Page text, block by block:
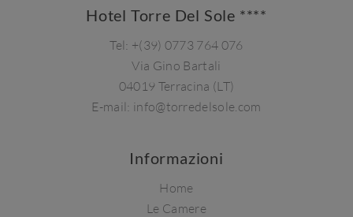
Hotel Torre Del Sole ****
Tel: +(39) 0773 764 076
Via Gino Bartali
04019 Terracina (LT)
E-mail: info@torredelsole.com
Informazioni
Home
Le Camere